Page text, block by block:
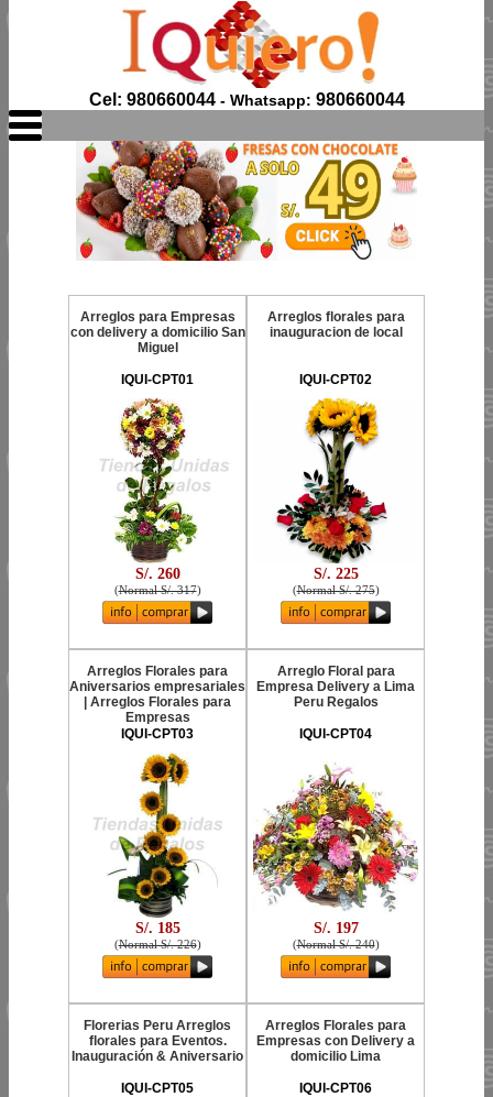
Cel: 980660044- Whatsapp: 980660044
Arreglos para Empresas
con delivery a domicilio San
Miguel
IQUI-CPT01
S/. 260
(Normal S/. 317)
Arreglos florales para
inauguracion de local
IQUI-CPT02
S/. 225
(Normal S/. 275)
Arreglos Florales para
Aniversarios empresariales
| Arreglos Florales para
Empresas
IQUI-CPT03
S/. 185
(Normal S/. 226)
Arreglo Floral para
Empresa Delivery a Lima
Peru Regalos
IQUI-CPT04
S/. 197
(Normal S/. 240)
Florerias Peru Arreglos
florales para Eventos.
Inauguración & Aniversario
IQUI-CPT05
Arreglos Florales para
Empresas con Delivery a
domicilio Lima
IQUI-CPT06